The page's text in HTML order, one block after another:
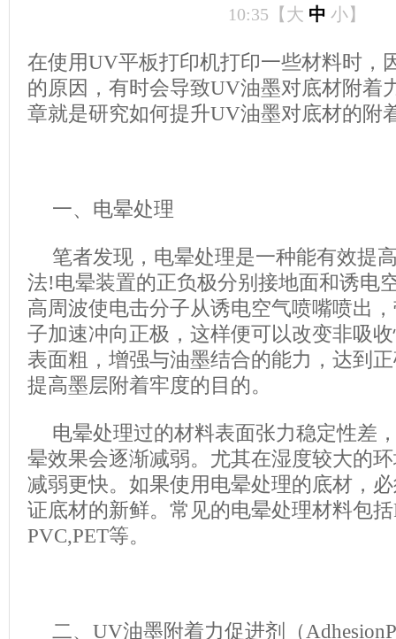
10:35【 大 中 小】
在使用UV平板打印机打印一些材料时，
的原因，有时会导致UV油墨对底材附着
章就是研究如何提升UV油墨对底材的附
一、电晕处理
笔者发现，电晕处理是一种能有效提
法!电晕装置的正负极分别接地面和诱电
高周波使电击分子从诱电空气喷嘴喷出
子加速冲向正极，这样便可以改变非吸
表面粗，增强与油墨结合的能力，达到
提高墨层附着牢度的目的。
电晕处理过的材料表面张力稳定性差
晕效果会逐渐减弱。尤其在湿度较大的
减弱更快。如果使用电晕处理的底材，
证底材的新鲜。常见的电晕处理材料包括
PVC,PET等。
二、UV油墨附着力促进剂（